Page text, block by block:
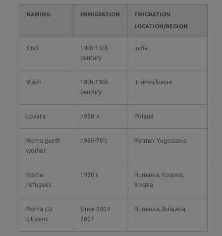
NAMING IMMIGRATION
EMIGRATION
LOCATION/REGION
Sinti
14th-15th
century
India
Vlach
18th-19th
century
Transsylvania
Lovara 1950′ s Poland
Roma guest
worker
1960-70‘s Former Yugoslavia
Roma
refugees
1990‘s
Rumania, Kosovo,
Bosnia
Roma EU
citizens
Since 2004-
2007
Rumania, Bulgaria